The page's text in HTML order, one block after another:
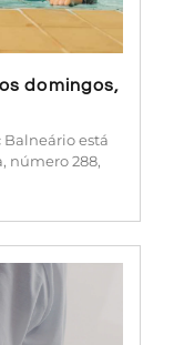
domingos,
Balneário está
número 288,